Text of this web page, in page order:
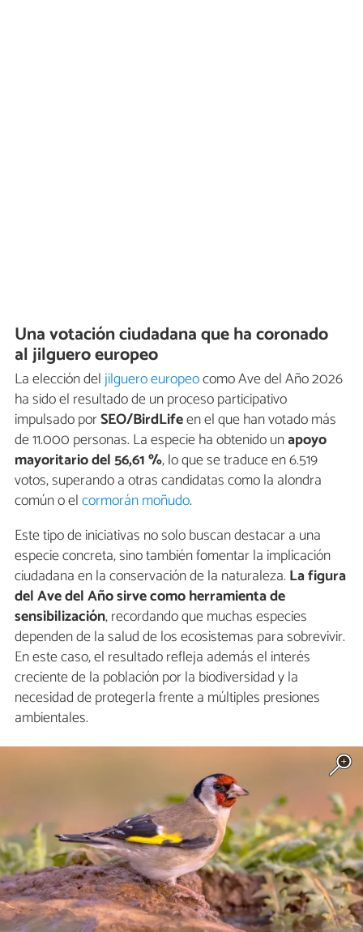
Una votación ciudadana que ha coronado
al jilguero europeo
La elección deljilguero europeocomo Ave del Año 2026
ha sido el resultado de un proceso participativo
impulsado porSEO/BirdLifeen el que han votado más
de 11.000 personas. La especie ha obtenido unapoyo
mayoritario del 56,61 %, lo que se traduce en 6.519
votos, superando a otras candidatas como la alondra
común o elcormorán moñudo.
Este tipo de iniciativas no solo buscan destacar a una
especie concreta, sino también fomentar la implicación
ciudadana en la conservación de la naturaleza. La figura
del Ave del Año sirve como herramienta de
sensibilización, recordando que muchas especies
dependen de la salud de los ecosistemas para sobrevivir.
En este caso, el resultado refleja además el interés
creciente de la población por la biodiversidad y la
necesidad de protegerla frente a múltiples presiones
ambientales.